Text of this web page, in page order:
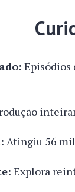
Episódios
Atingiu 56
Explora